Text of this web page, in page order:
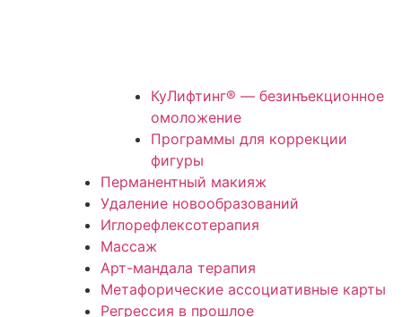
КуЛифтинг® — безинъекционное
омоложение
Программы для коррекции
фигуры
Перманентный макияж
Удаление новообразований
Иглорефлексотерапия
Массаж
Арт-мандала терапия
Метафорические ассоциативные карты
Регрессия в прошлое